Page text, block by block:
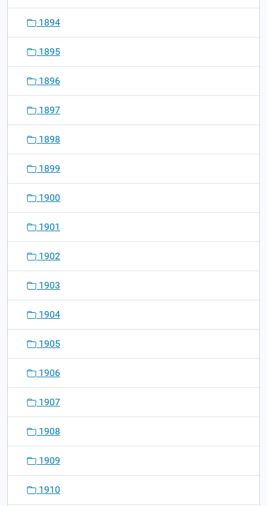
1894
1895
1896
1897
1898
1899
1900
1901
1902
1903
1904
1905
1906
1907
1908
1909
1910